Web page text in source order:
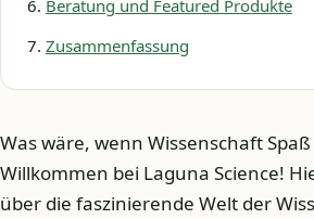
Beratung und Featured Produkte
Zusammenfassung
Was wäre, wenn Wissenschaft
Willkommen bei Laguna Science!
über die faszinierende Welt der